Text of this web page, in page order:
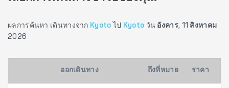
ผลการค้นหา เดินทางจาก Kyoto ไป Kyoto วัน อังคาร, 11 สิงหาคม
2026
ออกเดินทาง ถึงที่หมาย ราคา